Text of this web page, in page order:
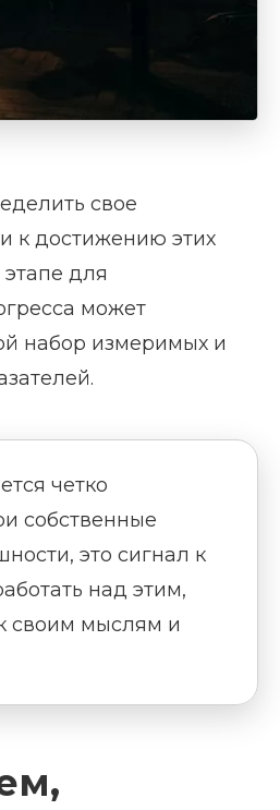
свое
к достижению этих
для
может
набор измеримых и
четко
собственные
это сигнал к
над этим,
своим мыслям и